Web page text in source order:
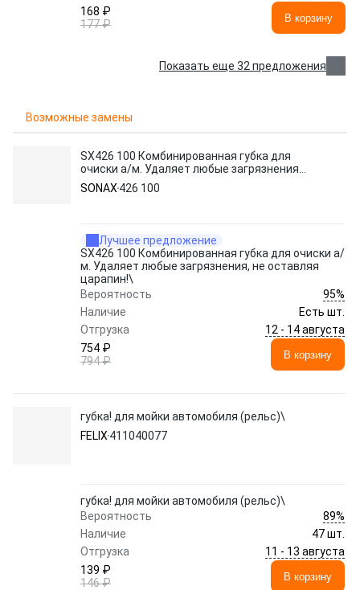
168 ₽
177 ₽
В корзину
Показать еще 32 предложения
Возможные замены
SX426 100 Комбинированная губка для
очиски а/м. Удаляет любые загрязнения,
не оставляя царапин!\
SONAX 426 100
Лучшее предложение
SX426 100 Комбинированная губка для очиски а/
м. Удаляет любые загрязнения, не оставляя
царапин!\
Вероятность
95%
Наличие
Есть шт.
Отгрузка
12 - 14 августа
754 ₽
794 ₽
В корзину
губка! для мойки автомобиля (рельс)\
FELIX 411040077
губка! для мойки автомобиля (рельс)\
Вероятность
89%
Наличие
47 шт.
Отгрузка
11 - 13 августа
139 ₽
146 ₽
В корзину